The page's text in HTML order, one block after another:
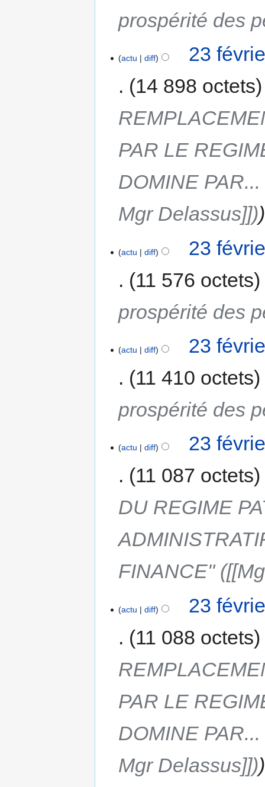
prospérité des
actu diff
23
14 898 octets
PAR LE
DOMINE
Mgr Delassus]])
actu diff
23
11 576 octets
prospérité des
actu diff
23
11 410 octets
prospérité des
actu diff
23
11 087 octets
DU REGIME
FINANCE"
actu diff
23
11 088 octets
PAR LE
DOMINE
Mgr Delassus]])